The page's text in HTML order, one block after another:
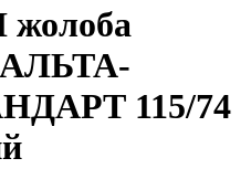
115/74